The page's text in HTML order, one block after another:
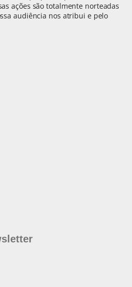
ações são totalmente norteadas
audiência nos atribui e pelo